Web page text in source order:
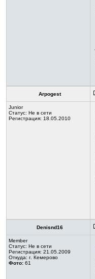
Arpogest
Junior
Статус: Не в сети
Регистрация: 18.05.2010
Denisnd16
Member
Статус: Не в сети
Регистрация: 21.05.2009
Откуда: г. Кемерово
Фото: 61